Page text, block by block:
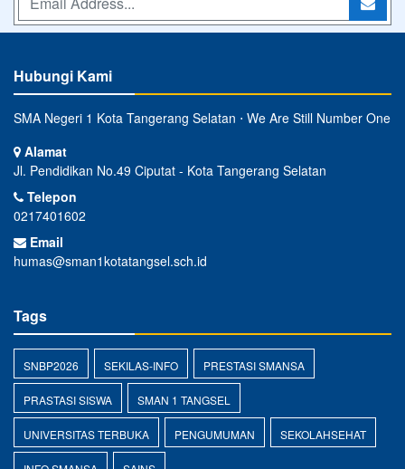
Hubungi Kami
SMA Negeri 1 Kota Tangerang Selatan ⋅ We Are Still Number One
Alamat
Jl. Pendidikan No.49 Ciputat - Kota Tangerang Selatan
Telepon
0217401602
Email
humas@sman1kotatangsel.sch.id
Tags
SNBP2026 SEKILAS-INFO PRESTASI SMANSA
PRASTASI SISWA SMAN 1 TANGSEL
UNIVERSITAS TERBUKA PENGUMUMAN SEKOLAHSEHAT